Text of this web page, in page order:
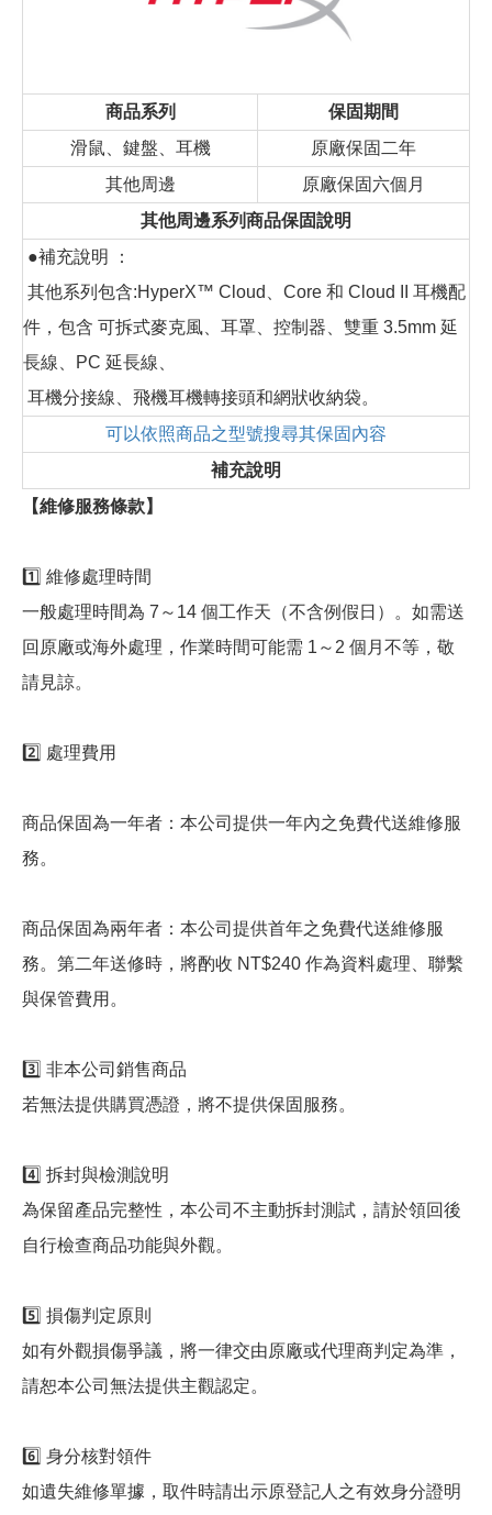
商品系列
保固期間
滑鼠、鍵盤、耳機
原廠保固二年
其他周邊
原廠保固六個月
其他周邊系列商品保固說明
●補充說明 ：
其他系列包含:HyperX™ Cloud、Core 和 Cloud II 耳機配
件，包含 可拆式麥克風、耳罩、控制器、雙重 3.5mm 延
長線、PC 延長線、
耳機分接線、飛機耳機轉接頭和網狀收納袋。
可以依照商品之型號搜尋其保固內容
補充說明
【維修服務條款】
1️⃣ 維修處理時間
一般處理時間為 7～14 個工作天（不含例假日）。如需送
回原廠或海外處理，作業時間可能需 1～2 個月不等，敬
請見諒。
2️⃣ 處理費用
商品保固為一年者：本公司提供一年內之免費代送維修服
務。
商品保固為兩年者：本公司提供首年之免費代送維修服
務。第二年送修時，將酌收 NT$240 作為資料處理、聯繫
與保管費用。
3️⃣ 非本公司銷售商品
若無法提供購買憑證，將不提供保固服務。
4️⃣ 拆封與檢測說明
為保留產品完整性，本公司不主動拆封測試，請於領回後
自行檢查商品功能與外觀。
5️⃣ 損傷判定原則
如有外觀損傷爭議，將一律交由原廠或代理商判定為準，
請恕本公司無法提供主觀認定。
6️⃣ 身分核對領件
如遺失維修單據，取件時請出示原登記人之有效身分證明